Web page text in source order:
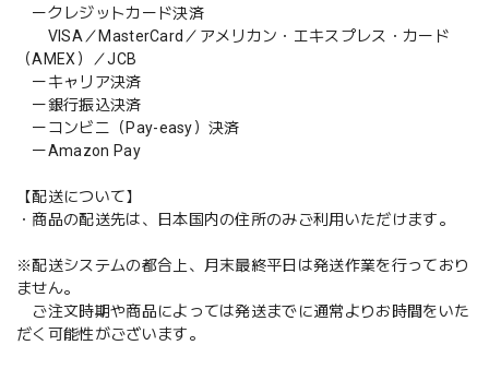
ークレジットカード決済
VISA／MasterCard／アメリカン・エキスプレス・カード
（AMEX）／JCB
ーキャリア決済
ー銀行振込決済
ーコンビニ（Pay-easy）決済
ーAmazon Pay
【配送について】
・商品の配送先は、日本国内の住所のみご利用いただけます。
※配送システムの都合上、月末最終平日は発送作業を行っており
ません。
ご注文時期や商品によっては発送までに通常よりお時間をいた
だく可能性がございます。